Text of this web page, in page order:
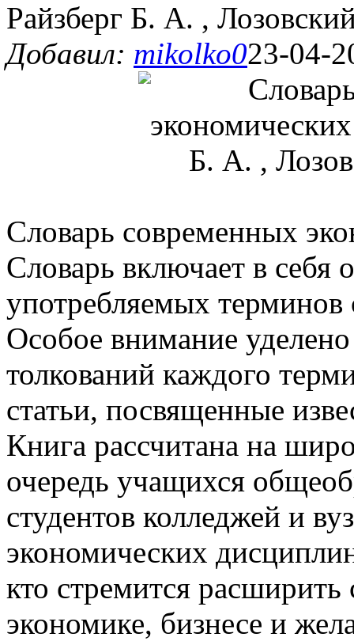
Райзберг Б. А. ,
Добавил: mikolko023-04-
Словарь современных
Словарь включает в себя
употребляемых
Особое внимание
толкований каждого
статьи, посвященные
Книга рассчитана на
очередь учащихся
студентов колледжей и
экономических
кто стремится расширить
экономике, бизнесе и